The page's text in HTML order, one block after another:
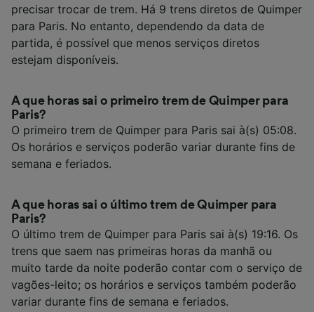
precisar trocar de trem. Há 9 trens diretos de Quimper
para Paris. No entanto, dependendo da data de
partida, é possível que menos serviços diretos
estejam disponíveis.
A que horas sai o primeiro trem de Quimper para
Paris?
O primeiro trem de Quimper para Paris sai à(s) 05:08.
Os horários e serviços poderão variar durante fins de
semana e feriados.
A que horas sai o último trem de Quimper para
Paris?
O último trem de Quimper para Paris sai à(s) 19:16. Os
trens que saem nas primeiras horas da manhã ou
muito tarde da noite poderão contar com o serviço de
vagões-leito; os horários e serviços também poderão
variar durante fins de semana e feriados.